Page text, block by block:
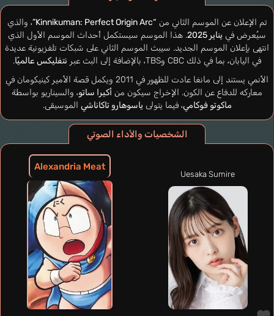
تم الإعلان عن الموسم الثاني من “Kinnikuman: Perfect Origin Arc”
، والذي
سيُعرض في يناير 2025
. هذا الموسم سيستكمل أحداث الموسم الأول الذي
انتهى بإعلان الموسم الجديد. سيبث الموسم الثاني على شبكات تلفزيونية عديدة
في اليابان، بما في ذلك CBC وTBS، بالإضافة إلى البث عبر
نتفليكس عالميًا.
الأنمي يستند إلى مانغا عادت للظهور في 2011 ويكمل قصة الأمير كينيكومان في
معاركه للدفاع عن الكون. الإخراج سيكون من أكيرا ساتو، والسيناريو بواسطة
ماكوتو فوكامي، فيما يتولى ياسوهارو تاكاناشي الموسيقى.
الشخصيات والأداء الصوتي
Alexandria Meat
Uesaka Sumire